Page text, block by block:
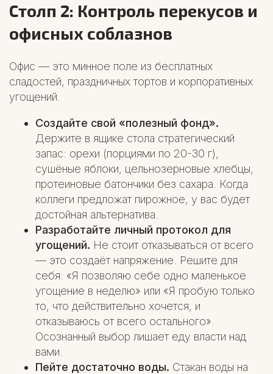
Столп 2: Контроль перекусов и
офисных соблазнов
Офис — это минное поле из бесплатных
сладостей, праздничных тортов и корпоративных
угощений.
Создайте свой «полезный фонд».
Держите в ящике стола стратегический
запас: орехи (порциями по 20-30 г),
сушёные яблоки, цельнозерновые хлебцы,
протеиновые батончики без сахара. Когда
коллеги предложат пирожное, у вас будет
достойная альтернатива.
Разработайте личный протокол для
угощений. Не стоит отказываться от всего
— это создаёт напряжение. Решите для
себя: «Я позволяю себе одно маленькое
угощение в неделю» или «Я пробую только
то, что действительно хочется, и
отказываюсь от всего остального».
Осознанный выбор лишает еду власти над
вами.
Пейте достаточно воды. Стакан воды на